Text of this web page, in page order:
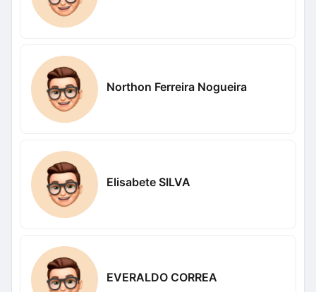
Northon Ferreira Nogueira
Elisabete SILVA
EVERALDO CORREA